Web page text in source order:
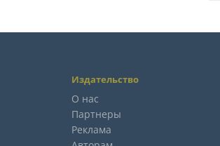
Издательство
О нас
Партнеры
Реклама